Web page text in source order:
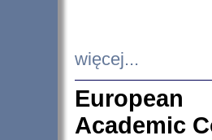
więcej...
European
Academic